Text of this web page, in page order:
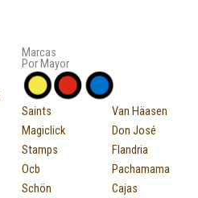
Marcas
Por Mayor
Saints
Magiclick
Stamps
Ocb
Schön
Van Häasen
Don José
Flandria
Pachamama
Cajas